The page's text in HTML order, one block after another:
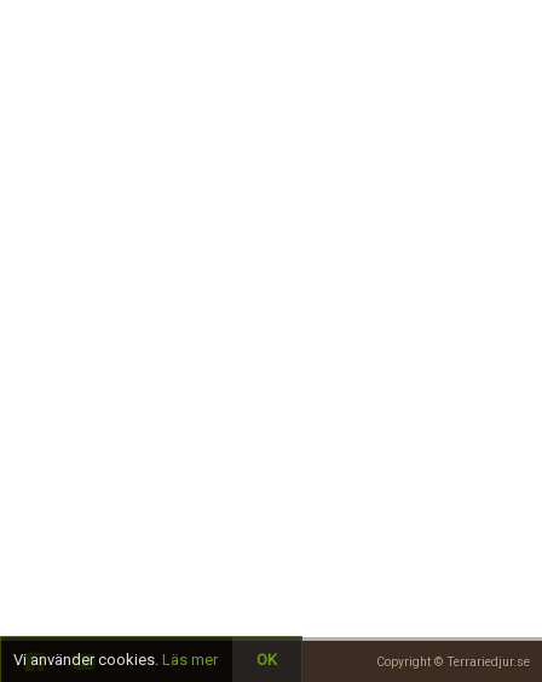
Copyright © Terrariedjur.se
Vi använder cookies. Läs mer OK